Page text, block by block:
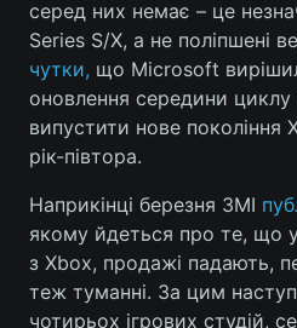
серед них немає – це
Series S/X, а не поліпшені
чутки, що Microsoft
оновлення середини
випустити нове покоління
рік-півтора.
Наприкінці березня ЗМІ
якому йдеться про те, що
з Xbox, продажі падають,
теж туманні. За цим
чотирьох ігрових студій,